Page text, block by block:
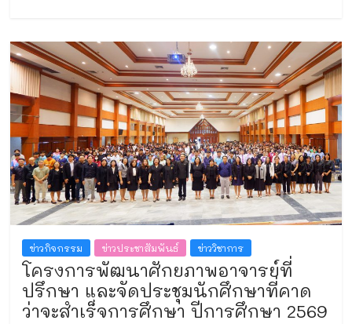
ข่าวกิจกรรม ข่าวประชาสัมพันธ์ ข่าววิชาการ
โครงการพัฒนาศักยภาพอาจารย์ที่
ปรึกษา และจัดประชุมนักศึกษาที่คาด
ว่าจะสำเร็จการศึกษา ปีการศึกษา 2569